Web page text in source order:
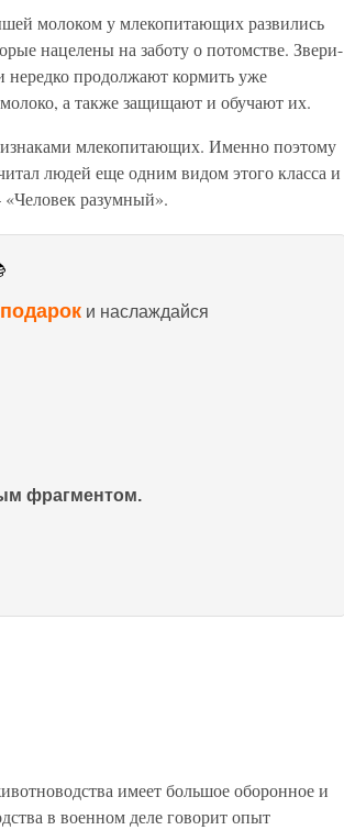
молоком у млекопитающих развились
нацелены на заботу о потомстве. Звери-
нередко продолжают кормить уже
а также защищают и обучают их.
млекопитающих. Именно поэтому
людей еще одним видом этого класса и
«Человек разумный».
и наслаждайся
фрагментом.
имеет большое оборонное и
в военном деле говорит опыт